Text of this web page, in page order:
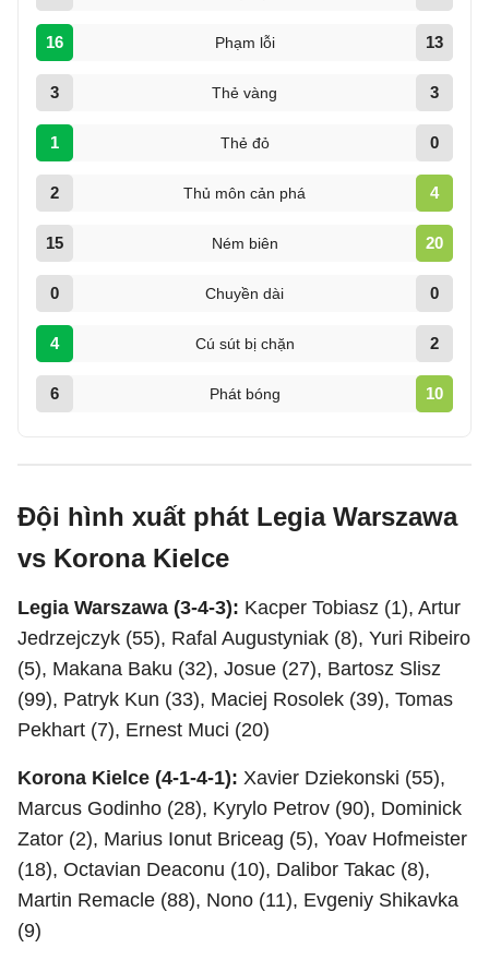
16 Phạm lỗi 13
3 Thẻ vàng 3
1 Thẻ đỏ 0
2 Thủ môn cản phá 4
15 Ném biên 20
0 Chuyền dài 0
4 Cú sút bị chặn 2
6 Phát bóng 10
Đội hình xuất phát Legia Warszawa
vs Korona Kielce
Legia Warszawa (3-4-3): Kacper Tobiasz (1), Artur
Jedrzejczyk (55), Rafal Augustyniak (8), Yuri Ribeiro
(5), Makana Baku (32), Josue (27), Bartosz Slisz
(99), Patryk Kun (33), Maciej Rosolek (39), Tomas
Pekhart (7), Ernest Muci (20)
Korona Kielce (4-1-4-1): Xavier Dziekonski (55),
Marcus Godinho (28), Kyrylo Petrov (90), Dominick
Zator (2), Marius Ionut Briceag (5), Yoav Hofmeister
(18), Octavian Deaconu (10), Dalibor Takac (8),
Martin Remacle (88), Nono (11), Evgeniy Shikavka
(9)